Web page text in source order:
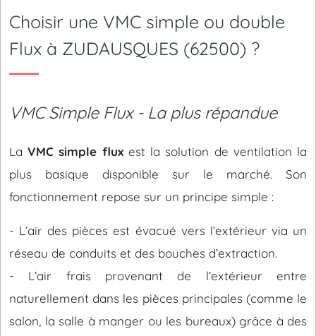
Choisir une VMC simple ou double
Flux à ZUDAUSQUES (62500) ?
VMC Simple Flux - La plus répandue
LaVMC simple fluxest la solution de ventilation la
plus basique disponible sur le marché. Son
fonctionnement repose sur un principe simple :
- L’air des pièces est évacué vers l’extérieur via un
réseau de conduits et des bouches d’extraction.
- L’air frais provenant de l’extérieur entre
naturellement dans les pièces principales (comme le
salon, la salle à manger ou les bureaux) grâce à des